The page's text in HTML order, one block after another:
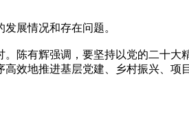
展情况和存在问题。
陈有辉强调，要坚持以党的二十大
效地推进基层党建、乡村振兴、项